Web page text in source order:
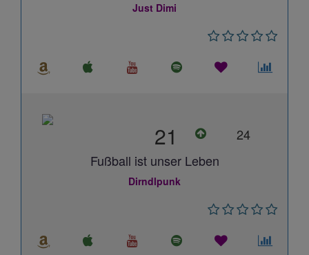
Just Dimi
21
24
Fußball ist unser Leben
Dirndlpunk